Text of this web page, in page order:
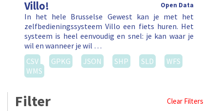
Villo! Open Data
In het hele Brusselse Gewest kan je met het
zelfbedieningssysteem Villo een fiets huren. Het
systeem is heel eenvoudig en snel: je kan waar je
wil en wanneer je wil …
CSV
GPKG JSON SHP SLD
WFS
WMS
Filter Clear Filters